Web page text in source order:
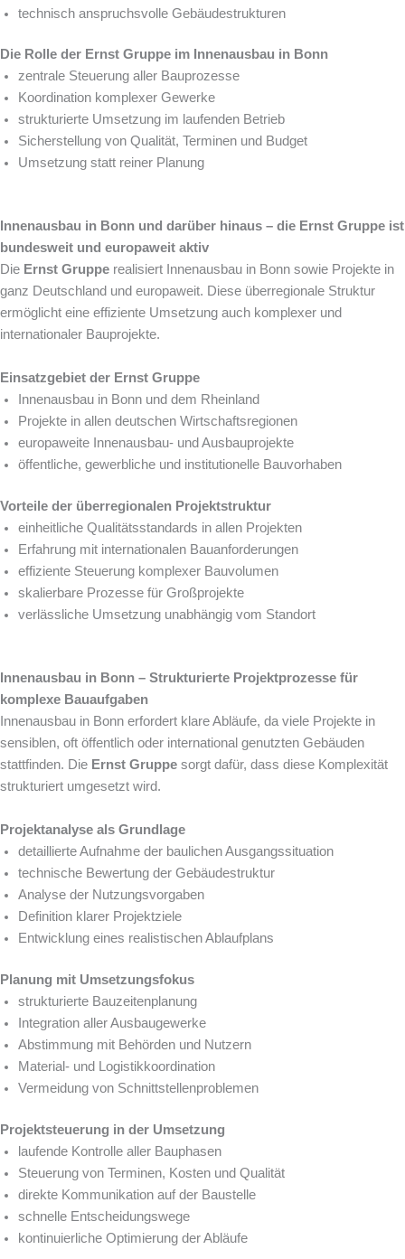
technisch anspruchsvolle Gebäudestrukturen
Die Rolle der Ernst Gruppe im Innenausbau in Bonn
zentrale Steuerung aller Bauprozesse
Koordination komplexer Gewerke
strukturierte Umsetzung im laufenden Betrieb
Sicherstellung von Qualität, Terminen und Budget
Umsetzung statt reiner Planung
Innenausbau in Bonn und darüber hinaus – die Ernst Gruppe ist
bundesweit und europaweit aktiv
Die Ernst Gruppe realisiert Innenausbau in Bonn sowie Projekte in
ganz Deutschland und europaweit. Diese überregionale Struktur
ermöglicht eine effiziente Umsetzung auch komplexer und
internationaler Bauprojekte.
Einsatzgebiet der Ernst Gruppe
Innenausbau in Bonn und dem Rheinland
Projekte in allen deutschen Wirtschaftsregionen
europaweite Innenausbau- und Ausbauprojekte
öffentliche, gewerbliche und institutionelle Bauvorhaben
Vorteile der überregionalen Projektstruktur
einheitliche Qualitätsstandards in allen Projekten
Erfahrung mit internationalen Bauanforderungen
effiziente Steuerung komplexer Bauvolumen
skalierbare Prozesse für Großprojekte
verlässliche Umsetzung unabhängig vom Standort
Innenausbau in Bonn – Strukturierte Projektprozesse für
komplexe Bauaufgaben
Innenausbau in Bonn erfordert klare Abläufe, da viele Projekte in
sensiblen, oft öffentlich oder international genutzten Gebäuden
stattfinden. Die Ernst Gruppe sorgt dafür, dass diese Komplexität
strukturiert umgesetzt wird.
Projektanalyse als Grundlage
detaillierte Aufnahme der baulichen Ausgangssituation
technische Bewertung der Gebäudestruktur
Analyse der Nutzungsvorgaben
Definition klarer Projektziele
Entwicklung eines realistischen Ablaufplans
Planung mit Umsetzungsfokus
strukturierte Bauzeitenplanung
Integration aller Ausbaugewerke
Abstimmung mit Behörden und Nutzern
Material- und Logistikkoordination
Vermeidung von Schnittstellenproblemen
Projektsteuerung in der Umsetzung
laufende Kontrolle aller Bauphasen
Steuerung von Terminen, Kosten und Qualität
direkte Kommunikation auf der Baustelle
schnelle Entscheidungswege
kontinuierliche Optimierung der Abläufe